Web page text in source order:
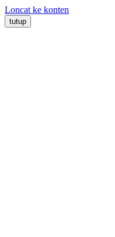
Loncat ke konten
tutup